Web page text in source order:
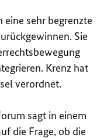
sehr begrenzte
Sie
Krenz hat
verordnet.
sagt in einem
die Frage, ob die